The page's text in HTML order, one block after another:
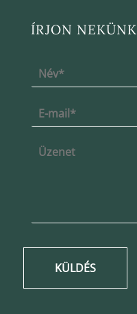
ÍRJON NEKÜNK
KÜLDÉS